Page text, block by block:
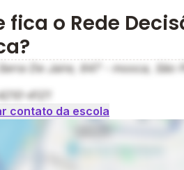
do aluno.
fica o Rede
De Jaire, 647 - mooca, São
4121
contato da escola